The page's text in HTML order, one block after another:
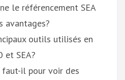
le référencement SEA
avantages?
outils utilisés en
et SEA?
faut-il pour voir des